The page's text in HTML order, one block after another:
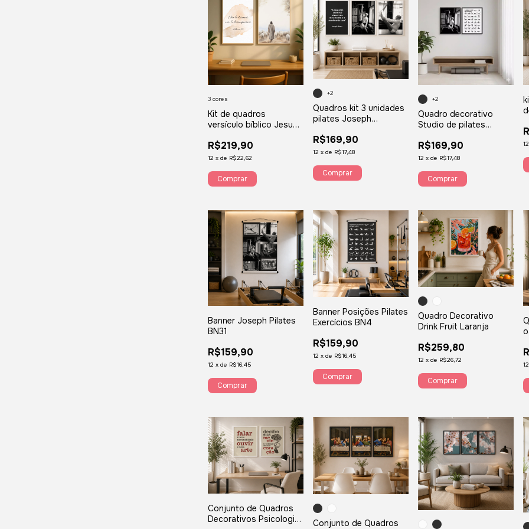
Kit de quadros
versículo bíblico Jesus
desampararei Hebreus
13:5 igreja QVH8
R$219,90
12 xde R$22,62
3 cores
Comprar
Quadros kit 3 unidades
pilates Joseph
mudança acontece
R$169,90
12 xde R$17,48
+2
Comprar
Quadro decorativo
Studio de pilates
preta kit com 2
unidades JPQ9
R$169,90
12 xde R$17,48
+2
Comprar
12
Banner Joseph Pilates
BN31
R$159,90
12 xde R$16,45
Banner Posições Pilates
Exercícios BN4
R$159,90
12 xde R$16,45
Comprar
Quadro Decorativo
Drink Fruit Laranja
R$259,80
12 xde R$26,72
Comprar
12
Conjunto de Quadros
Decorativos Psicologia
Conjunto de Quadros